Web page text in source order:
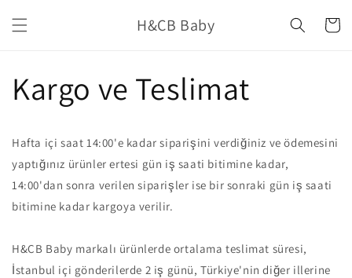
atla
H&CB Baby Sepet
Kargo ve Teslimat
Hafta içi saat 14:00'e kadar siparişini verdiğiniz ve ödemesini
yaptığınız ürünler ertesi gün iş saati bitimine kadar,
14:00'dan sonra verilen siparişler ise bir sonraki gün iş saati
bitimine kadar kargoya verilir.
H&CB Baby markalı ürünlerde ortalama teslimat süresi,
İstanbul içi gönderilerde 2 iş günü, Türkiye'nin diğer illerine